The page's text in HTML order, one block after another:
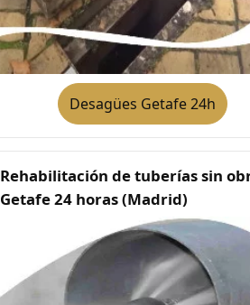
Desagües Getafe 24h
Rehabilitación de tuberías sin
Getafe 24 horas (Madrid)